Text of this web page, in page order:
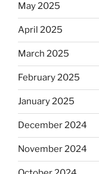
May 2025
April 2025
March 2025
February 2025
January 2025
December 2024
November 2024